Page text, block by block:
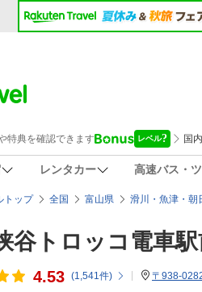
レンタカー 高速バス・
トップ 全国 富山県 滑川・魚津・朝
谷トロッコ電車
4.53 (1,541件) 〒938-